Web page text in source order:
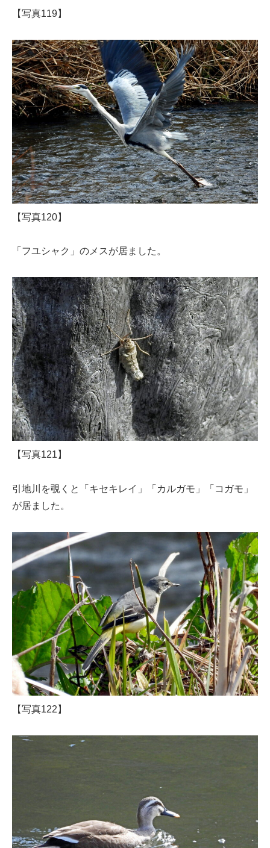
【写真119】
【写真120】
「フユシャク」のメスが居ました。
【写真121】
引地川を覗くと「キセキレイ」「カルガモ」「コガモ」
が居ました。
【写真122】